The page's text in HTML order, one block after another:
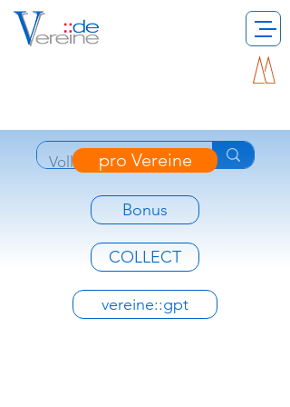
pro Vereine
Bonus
COLLECT
vereine::gpt